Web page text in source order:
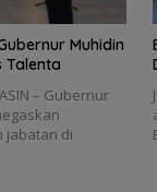
Muhidin
Talenta
– Gubernur
jabatan di